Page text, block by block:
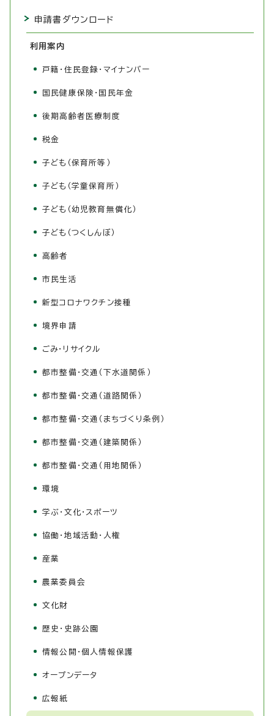
申請書ダウンロード
利用案内
戸籍・住民登録・マイナンバー
国民健康保険・国民年金
後期高齢者医療制度
税金
子ども（保育所等）
子ども（学童保育所）
子ども（幼児教育無償化）
子ども（つくしんぼ）
高齢者
市民生活
新型コロナワクチン接種
境界申請
ごみ・リサイクル
都市整備・交通（下水道関係）
都市整備・交通（道路関係）
都市整備・交通（まちづくり条例）
都市整備・交通（建築関係）
都市整備・交通（用地関係）
環境
学ぶ・文化・スポーツ
協働・地域活動・人権
産業
農業委員会
文化財
歴史・史跡公園
情報公開・個人情報保護
オープンデータ
広報紙